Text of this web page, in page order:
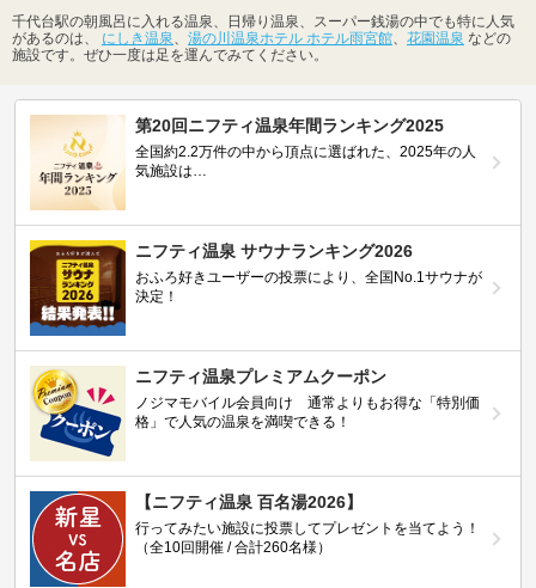
千代台駅の朝風呂に入れる温泉、日帰り温泉、スーパー銭湯の中でも特に人気
があるのは、 にしき温泉、 湯の川温泉ホテル ホテル雨宮館、 花園温泉 などの
施設です。ぜひ一度は足を運んでみてください。
第20回ニフティ温泉年間ランキング2025
全国約2.2万件の中から頂点に選ばれた、2025年の人
気施設は…
ニフティ温泉 サウナランキング2026
おふろ好きユーザーの投票により、全国No.1サウナが
決定！
ニフティ温泉プレミアムクーポン
ノジマモバイル会員向け 通常よりもお得な「特別価
格」で人気の温泉を満喫できる！
【ニフティ温泉 百名湯2026】
行ってみたい施設に投票してプレゼントを当てよう！
（全10回開催 / 合計260名様）